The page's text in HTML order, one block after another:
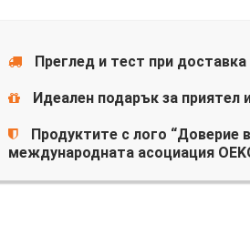
Преглед и тест при
Идеален подарък за приятел
Продуктите с лого “Доверие
международната асоциация